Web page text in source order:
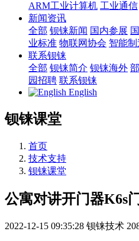
ARM工业计算机 工业通信
新闻资讯
全部 钡铼新闻 国内参展
业标准 物联网协会 智能
联系钡铼
全部 钡铼简介 钡铼海外
园招聘 联系钡铼
English
钡铼课堂
首页
技术支持
钡铼课堂
公寓对讲开门器K6s
2022-12-15 09:35:28 钡铼技术